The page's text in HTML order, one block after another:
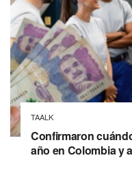
TAALK
Confirmaron
año en Colombia y